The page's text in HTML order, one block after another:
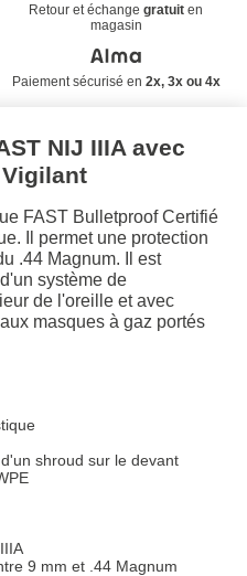
Retour et échangegratuit en
magasin
Paiement sécurisé en 2x, 3x ou 4x
NIJ IIIA avec
FAST Bulletproof Certifié
Il permet une protection
.44 Magnum. Il est
système de
de l'oreille et avec
masques à gaz portés
shroud sur le devant
9 mm et .44 Magnum